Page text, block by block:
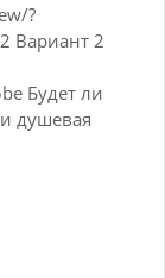
?
Вариант 2
Будет ли
душевая